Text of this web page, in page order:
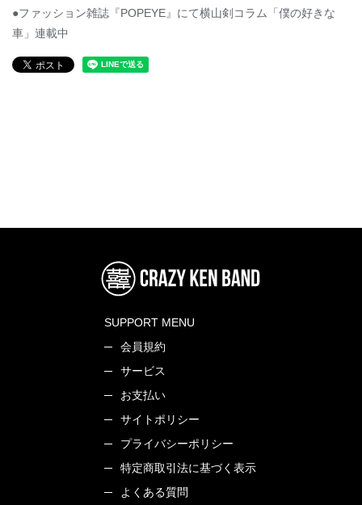
●ファッション雑誌『POPEYE』にて横山剣コラム「僕の好きな
車」連載中
SUPPORT MENU
会員規約
サービス
お支払い
サイトポリシー
プライバシーポリシー
特定商取引法に基づく表示
よくある質問